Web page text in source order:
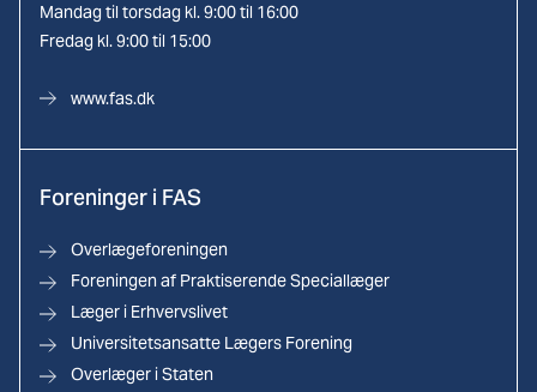
Mandag til torsdag kl. 9:00 til 16:00
Fredag kl. 9:00 til 15:00
www.fas.dk
Foreninger i FAS
Overlægeforeningen
Foreningen af Praktiserende Speciallæger
Læger i Erhvervslivet
Universitetsansatte Lægers Forening
Overlæger i Staten